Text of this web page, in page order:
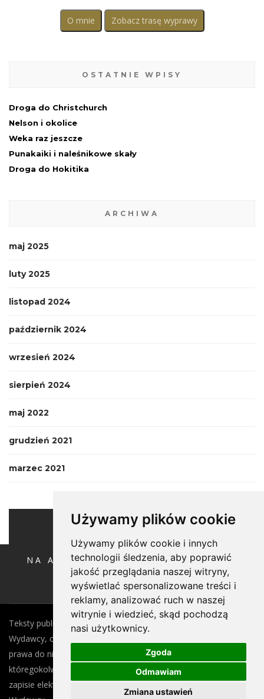
Używamy plików cookie
Używamy plików cookie i innych
technologii śledzenia, aby poprawić
jakość przeglądania naszej witryny,
wyświetlać spersonalizowane treści i
reklamy, analizować ruch w naszej
witrynie i wiedzieć, skąd pochodzą
nasi użytkownicy.
Zgoda
Odmawiam
Zmiana ustawień
O mnie Zobacz trasę wyprawy
OSTATNIE WPISY
Droga do Christchurch
Nelson i okolice
Weka raz jeszcze
Punakaiki i naleśnikowe skały
Droga do Hokitika
ARCHIWA
maj 2025
luty 2025
listopad 2024
październik 2024
wrzesień 2024
sierpień 2024
maj 2022
grudzień 2021
marzec 2021
NA ANTYPODACH POD RĘKĘ ZE ŚW.
HUBERTEM
Teksty publikowane w witrynie są własnością Autora tekstu i
Wydawcy, czyli Oficyny Wydawniczej Oikos Sp. z o.o.. Wszelkie
prawa do nich są w całości zastrzeżone. Rozpowszechnianie
któregokolwiek z tych tekstów lub jego części, zarówno w
zapisie elektronicznym, jak i na papierze, wymaga zgody